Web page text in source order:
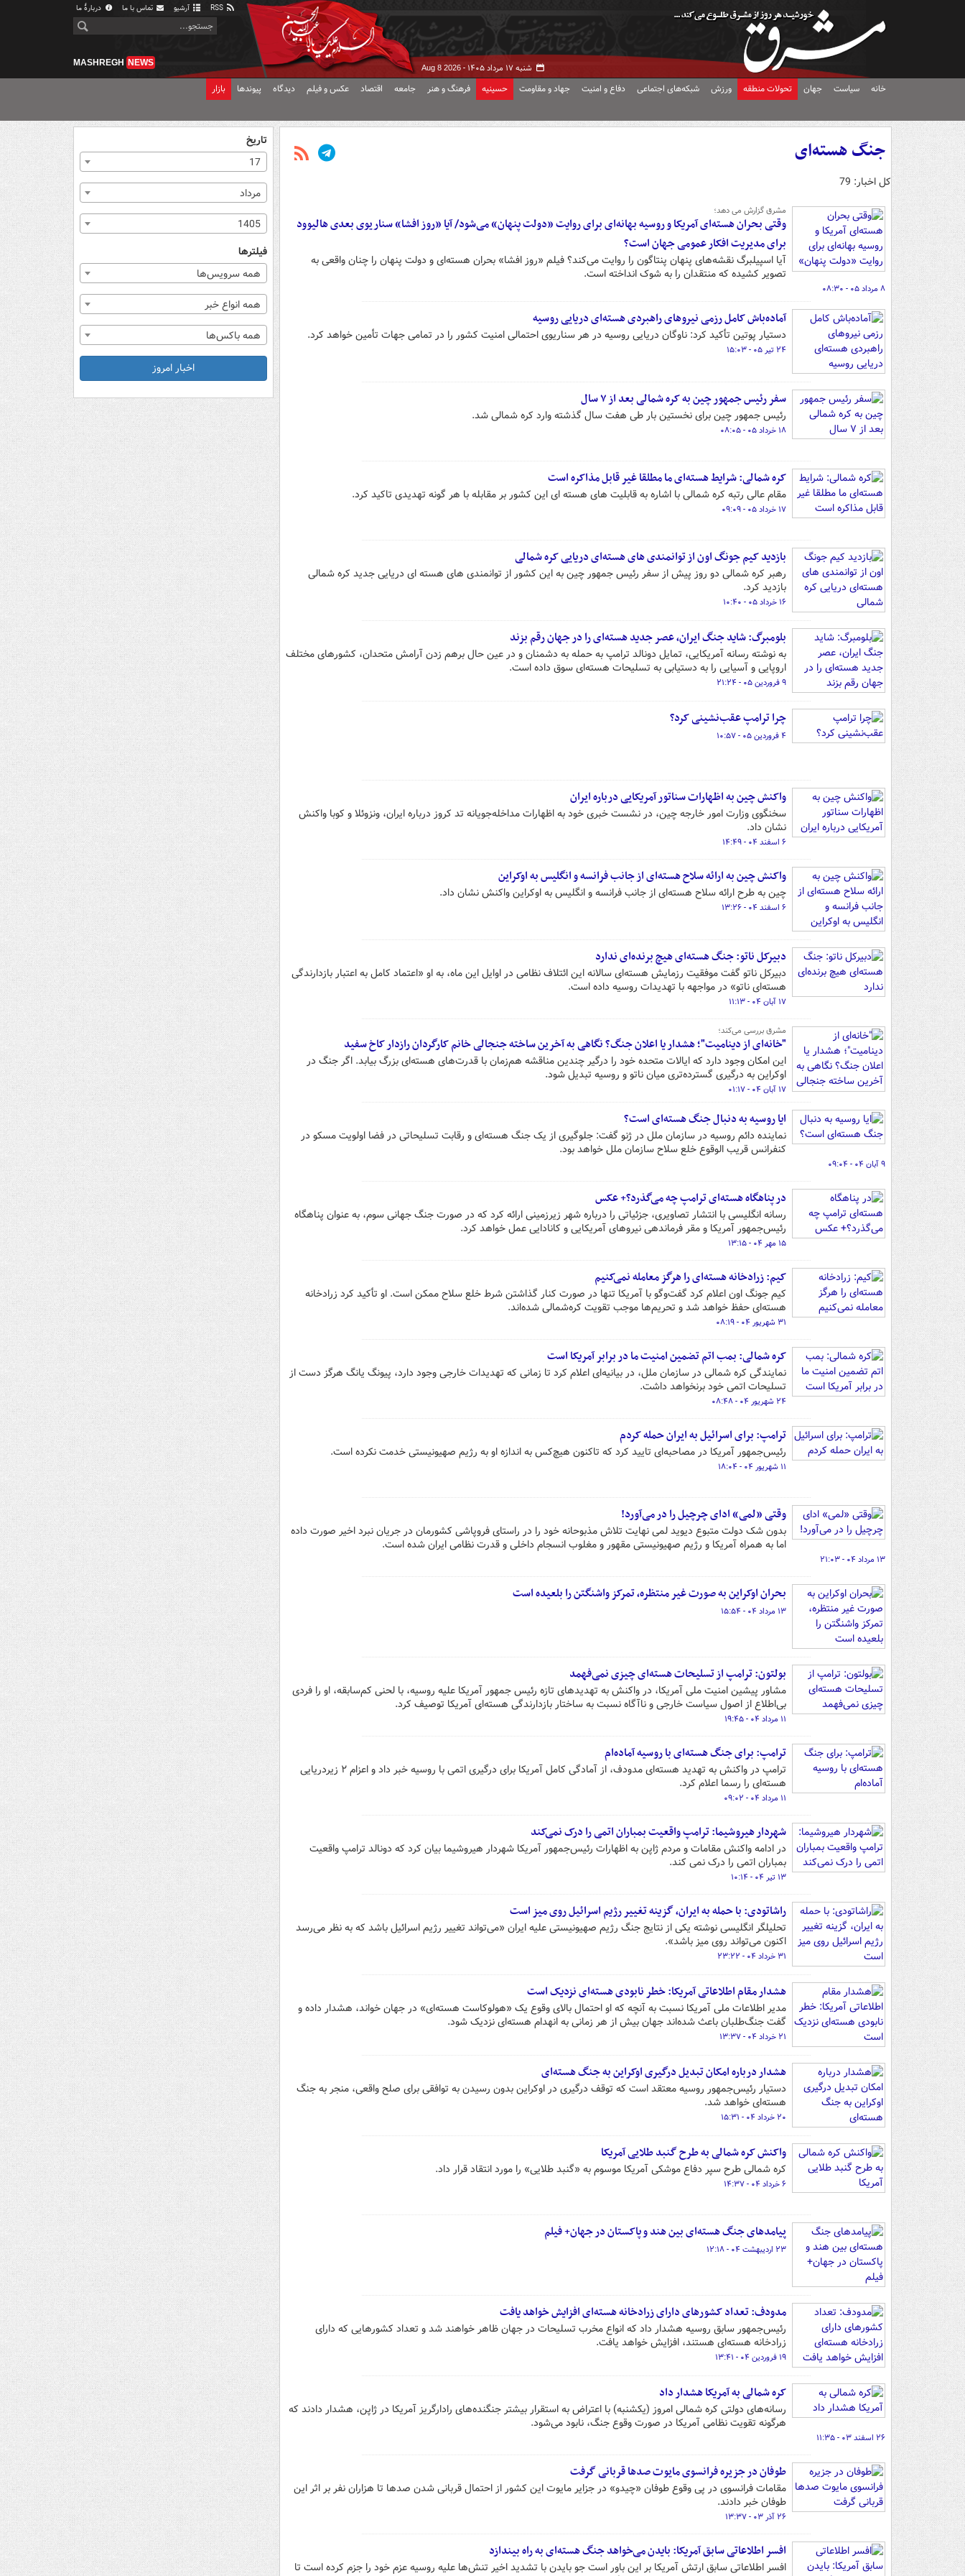
آرشیو تماس با ما دربارهٔ ما
شنبه ۱۷ مرداد ۱۴۰۵ - Aug 8 2026
MASHREGH NEWS
خانه سیاست جهان تحولات منطقه ورزش شبکه‌های اجتماعی دفاع و امنیت جهاد و مقاومت حسینیه فرهنگ و هنر جامعه اقتصاد عکس و فیلم دیدگاه پیوندها بازار
جنگ هسته‌ای
کل اخبار: 79
مشرق گزارش می دهد؛
وقتی بحران هسته‌ای آمریکا و روسیه بهانه‌ای برای روایت «دولت پنهان» می‌شود/ آیا «روز افشا» سناریوی بعدی هالیوود
برای مدیریت افکار عمومی جهان است؟
آیا اسپیلبرگ نقشه‌های پنهان پنتاگون را روایت می‌کند؟ فیلم «روز افشا» بحران هسته‌ای و دولت پنهان را چنان واقعی به
تصویر کشیده که منتقدان را به شوک انداخته است.
۸ مرداد ۰۵ - ۰۸:۳۰
آماده‌باش کامل رزمی نیروهای راهبردی هسته‌ای دریایی روسیه
دستیار پوتین تأکید کرد: ناوگان دریایی روسیه در هر سناریوی احتمالی امنیت کشور را در تمامی جهات تأمین خواهد کرد.
۲۴ تیر ۰۵ - ۱۵:۰۳
سفر رئیس جمهور چین به کره شمالی بعد از ۷ سال
رئیس جمهور چین برای نخستین بار طی هفت سال گذشته وارد کره شمالی شد.
۱۸ خرداد ۰۵ - ۰۸:۰۵
کره شمالی: شرایط هسته‌ای ما مطلقا غیر قابل مذاکره است
مقام عالی رتبه کره شمالی با اشاره به قابلیت های هسته ای این کشور بر مقابله با هر گونه تهدیدی تاکید کرد.
۱۷ خرداد ۰۵ - ۰۹:۰۹
بازدید کیم جونگ اون از توانمندی های هسته‌ای دریایی کره شمالی
رهبر کره شمالی دو روز پیش از سفر رئیس جمهور چین به این کشور از توانمندی های هسته ای دریایی جدید کره شمالی
بازدید کرد.
۱۶ خرداد ۰۵ - ۱۰:۴۰
بلومبرگ: شاید جنگ ایران، عصر جدید هسته‌ای را در جهان رقم بزند
به نوشته رسانه آمریکایی، تمایل دونالد ترامپ به حمله به دشمنان و در عین حال برهم زدن آرامش متحدان، کشورهای مختلف
اروپایی و آسیایی را به دستیابی به تسلیحات هسته‌ای سوق داده است.
۹ فروردین ۰۵ - ۲۱:۲۴
چرا ترامپ عقب‌نشینی کرد؟
۴ فروردین ۰۵ - ۱۰:۵۷
واکنش چین به اظهارات سناتور آمریکایی درباره ایران
سخنگوی وزارت امور خارجه چین، در نشست خبری خود به اظهارات مداخله‌جویانه تد کروز درباره ایران، ونزوئلا و کوبا واکنش
نشان داد.
۶ اسفند ۰۴ - ۱۴:۴۹
واکنش چین به ارائه سلاح هسته‌ای از جانب فرانسه و انگلیس به اوکراین
چین به طرح ارائه سلاح هسته‌ای از جانب فرانسه و انگلیس به اوکراین واکنش نشان داد.
۶ اسفند ۰۴ - ۱۳:۲۶
دبیرکل ناتو: جنگ هسته‌ای هیچ برنده‌ای‌ ندارد
دبیرکل ناتو گفت موفقیت رزمایش هسته‌ای سالانه این ائتلاف نظامی در اوایل این ماه، به او «اعتماد کامل به اعتبار بازدارندگی
هسته‌ای ناتو» در مواجهه با تهدیدات روسیه داده است.
۱۷ آبان ۰۴ - ۱۱:۱۳
مشرق بررسی می‌کند؛
"خانه‌ای از دینامیت"؛ هشدار یا اعلان جنگ؟ نگاهی به آخرین ساخته جنجالی خانم کارگردان رازدار کاخ سفید
این امکان وجود دارد که ایالات متحده خود را درگیر چندین مناقشه هم‌زمان با قدرت‌های هسته‌ای بزرگ بیابد. اگر جنگ در
اوکراین به درگیری گسترده‌تری میان ناتو و روسیه تبدیل شود.
۱۷ آبان ۰۴ - ۰۱:۱۷
ایا روسیه به دنبال جنگ هسته‌ای است؟
نماینده دائم روسیه در سازمان ملل در ژنو گفت: جلوگیری از یک جنگ هسته‌ای و رقابت تسلیحاتی در فضا اولویت مسکو در
کنفرانس قریب الوقوع خلع سلاح سازمان ملل خواهد بود.
۹ آبان ۰۴ - ۰۹:۰۴
در پناهگاه هسته‌ای ترامپ چه می‌گذرد؟+ عکس
رسانه انگلیسی با انتشار تصاویری، جزئیاتی را درباره شهر زیرزمینی ارائه کرد که در صورت جنگ جهانی سوم، به عنوان پناهگاه
رئیس‌جمهور آمریکا و مقر فرماندهی نیروهای آمریکایی و کانادایی عمل خواهد کرد.
۱۵ مهر ۰۴ - ۱۳:۱۵
کیم: زرادخانه هسته‌ای را هرگز معامله نمی‌کنیم
کیم جونگ اون اعلام کرد گفت‌وگو با آمریکا تنها در صورت کنار گذاشتن شرط خلع سلاح ممکن است. او تأکید کرد زرادخانه
هسته‌ای حفظ خواهد شد و تحریم‌ها موجب تقویت کره‌شمالی شده‌اند.
۳۱ شهریور ۰۴ - ۰۸:۱۹
کره شمالی: بمب اتم تضمین امنیت ما در برابر آمریکا است
نمایندگی کره شمالی در سازمان ملل، در بیانیه‌ای اعلام کرد تا زمانی که تهدیدات خارجی وجود دارد، پیونگ یانگ هرگز دست از
تسلیحات اتمی خود برنخواهد داشت.
۲۴ شهریور ۰۴ - ۰۸:۴۸
ترامپ: برای اسرائیل به ایران حمله کردم
رئیس‌جمهور آمریکا در مصاحبه‌ای تایید کرد که تاکنون هیچ‌کس به اندازه او به رژیم صهیونیستی خدمت نکرده است.
۱۱ شهریور ۰۴ - ۱۸:۰۴
وقتی «لمی» ادای چرچیل را در می‌آورد!
بدون شک دولت متبوع دیوید لمی نهایت تلاش مذبوحانه خود را در راستای فروپاشی کشورمان در جریان نبرد اخیر صورت داده
اما به همراه آمریکا و رژیم صهیونیستی مقهور و مغلوب انسجام داخلی و قدرت نظامی ایران شده است.
۱۳ مرداد ۰۴ - ۲۱:۰۳
بحران اوکراین به صورت غیر منتظره، تمرکز واشنگتن را بلعیده است
۱۳ مرداد ۰۴ - ۱۵:۵۴
بولتون: ترامپ از تسلیحات هسته‌ای چیزی نمی‌فهمد
مشاور پیشین امنیت ملی آمریکا، در واکنش به تهدیدهای تازه رئیس جمهور آمریکا علیه روسیه، با لحنی کم‌سابقه، او را فردی
بی‌اطلاع از اصول سیاست خارجی و ناآگاه نسبت به ساختار بازدارندگی هسته‌ای آمریکا توصیف کرد.
۱۱ مرداد ۰۴ - ۱۹:۴۵
ترامپ: برای جنگ هسته‌ای با روسیه آماده‌ام
ترامپ در واکنش به تهدید هسته‌ای مدودف، از آمادگی کامل آمریکا برای درگیری اتمی با روسیه خبر داد و اعزام ۲ زیردریایی
هسته‌ای را رسما اعلام کرد.
۱۱ مرداد ۰۴ - ۰۹:۰۲
شهردار هیروشیما: ترامپ واقعیت بمباران اتمی را درک نمی‌کند
در ادامه واکنش مقامات و مردم ژاپن به اظهارات رئیس‌جمهور آمریکا شهردار هیروشیما بیان کرد که دونالد ترامپ واقعیت
بمباران اتمی را درک نمی کند.
۱۳ تیر ۰۴ - ۱۰:۱۴
راشاتودی: با حمله به ایران، گزینه تغییر رژیم اسرائیل روی میز است
تحلیلگر انگلیسی نوشته یکی از نتایج جنگ رژیم صهیونیستی علیه ایران «می‌تواند تغییر رژیم اسرائیل باشد که به نظر می‌رسد
اکنون می‌تواند روی میز باشد».
۳۱ خرداد ۰۴ - ۲۳:۲۲
هشدار مقام اطلاعاتی آمریکا: خطر نابودی هسته‌ای نزدیک است
مدیر اطلاعات ملی آمریکا نسبت به آنچه که او احتمال بالای وقوع یک «هولوکاست هسته‌ای» در جهان خواند، هشدار داده و
گفت جنگ‌طلبان باعث شده‌اند جهان بیش از هر زمانی به انهدام هسته‌ای نزدیک شود.
۲۱ خرداد ۰۴ - ۱۳:۳۷
هشدار درباره امکان تبدیل درگیری اوکراین به جنگ هسته‌ای
دستیار رئیس‌جمهور روسیه معتقد است که توقف درگیری در اوکراین بدون رسیدن به توافقی برای صلح واقعی، منجر به جنگ
هسته‌ای خواهد شد.
۲۰ خرداد ۰۴ - ۱۵:۳۱
واکنش کره شمالی به طرح گنبد طلایی آمریکا
کره شمالی طرح سپر دفاع موشکی آمریکا موسوم به «گنبد طلایی» را مورد انتقاد قرار داد.
۶ خرداد ۰۴ - ۱۴:۳۷
پیامدهای جنگ هسته‌ای بین هند و پاکستان در جهان+ فیلم
۲۳ اردیبهشت ۰۴ - ۱۲:۱۸
مدودف: تعداد کشورهای دارای زرادخانه هسته‌ای افزایش خواهد یافت
رئیس‌جمهور سابق روسیه هشدار داد که انواع مخرب تسلیحات در جهان ظاهر خواهند شد و تعداد کشورهایی که دارای
زرادخانه هسته‌ای هستند، افزایش خواهد یافت.
۱۹ فروردین ۰۴ - ۱۳:۴۱
کره شمالی به آمریکا هشدار داد
رسانه‌های دولتی کره شمالی امروز (یکشنبه) با اعتراض به استقرار بیشتر جنگنده‌های رادارگریز آمریکا در ژاپن، هشدار دادند که
هرگونه تقویت نظامی آمریکا در صورت وقوع جنگ، نابود می‌شود.
۲۶ اسفند ۰۳ - ۱۱:۳۵
طوفان در جزیره فرانسوی مایوت صدها قربانی گرفت
مقامات فرانسوی در پی وقوع طوفان «چیدو» در جزایر مایوت این کشور از احتمال قربانی شدن صدها تا هزاران نفر بر اثر این
طوفان خبر دادند.
۲۶ آذر ۰۳ - ۱۳:۳۷
افسر اطلاعاتی سابق آمریکا: بایدن می‌خواهد جنگ هسته‌ای به راه بیندازد
افسر اطلاعاتی سابق ارتش آمریکا بر این باور است جو بایدن با تشدید اخیر تنش‌ها علیه روسیه عزم خود را جزم کرده است تا
تاریخ
17
مرداد
1405
فیلترها
همه سرویس‌ها
همه انواع خبر
همه باکس‌ها
اخبار امروز